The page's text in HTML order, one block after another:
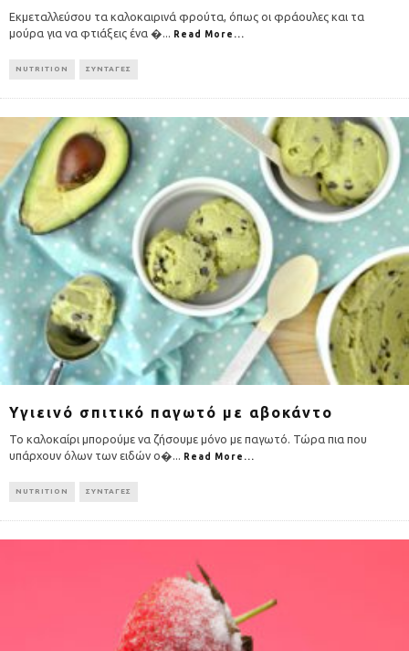
Εκμεταλλεύσου τα καλοκαιρινά φρούτα, όπως οι φράουλες και τα
μούρα για να φτιάξεις ένα �... Read More...
NUTRITION ΣΥΝΤΑΓΕΣ
Υγιεινό σπιτικό παγωτό με αβοκάντο
Το καλοκαίρι μπορούμε να ζήσουμε μόνο με παγωτό. Τώρα πια που
υπάρχουν όλων των ειδών ο�... Read More...
NUTRITION ΣΥΝΤΑΓΕΣ